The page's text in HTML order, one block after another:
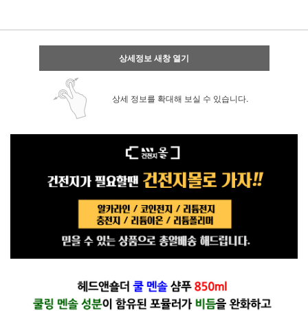
상세정보 새창 열기
상세 정보를 확대해 보실 수 있습니다.